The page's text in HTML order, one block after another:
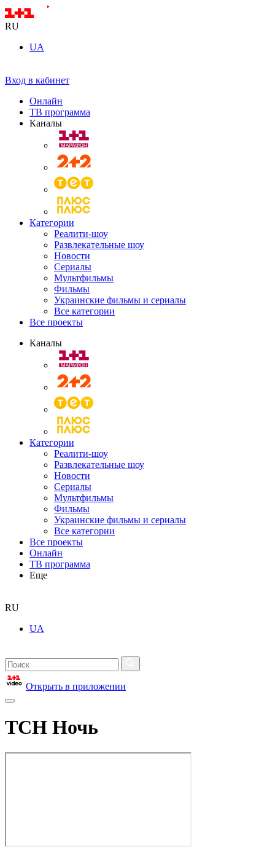
RU
UA
Вход в кабинет
Онлайн
ТВ программа
Каналы
Категории
Реалити-шоу
Развлекательные шоу
Новости
Сериалы
Мультфильмы
Фильмы
Украинские фильмы и сериалы
Все категории
Все проекты
Каналы
Категории
Реалити-шоу
Развлекательные шоу
Новости
Сериалы
Мультфильмы
Фильмы
Украинские фильмы и сериалы
Все категории
Все проекты
Онлайн
ТВ программа
Еще
RU
UA
Открыть в приложении
ТСН Ночь